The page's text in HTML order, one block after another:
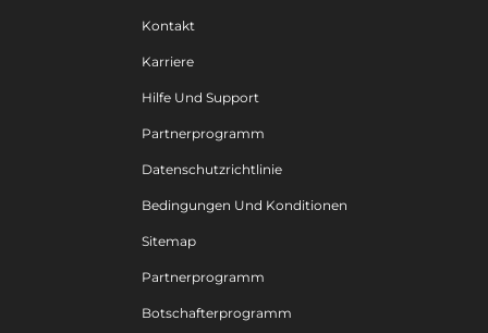
Kontakt
Karriere
Hilfe Und Support
Partnerprogramm
Datenschutzrichtlinie
Bedingungen Und Konditionen
Sitemap
Partnerprogramm
Botschafterprogramm